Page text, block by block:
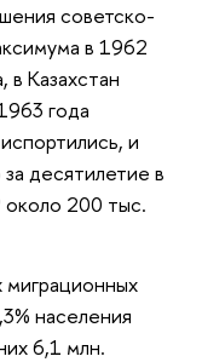
советско-
в 1962
в Казахстан
года
и
десятилетие в
около 200 тыс.
миграционных
населения
6,1 млн.